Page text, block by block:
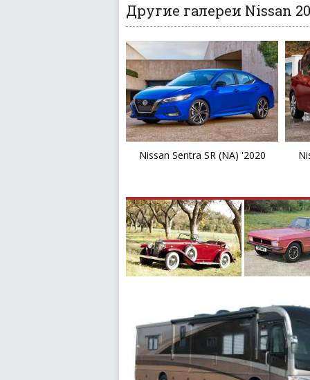
Другие галереи Nissan
Nissan Sentra SR (NA) '2020